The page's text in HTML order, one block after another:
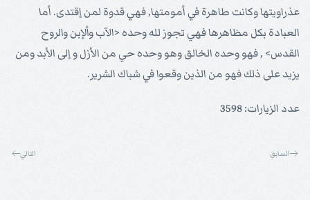
عذراويتها وكانت طاهرة في أمومتها, فهي قدوة لمن إقتدى. أما
العبادة بكل مظاهرها فهي تجوز لله وحده <الآب وألإبن والروح
القدس> , فهو وحده الخالق وهو وحده حي من الأزل و إلى الأبد ومن
يزيد على ذلك فهو من الذين وقعوا في شباك الشرير.
عدد الزيارات: 3598
السابق التالي